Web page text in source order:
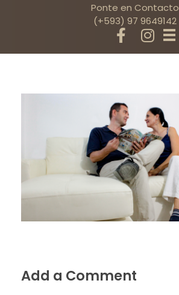
Ponte en Contacto
(+593) 97 9649142
Add a Comment